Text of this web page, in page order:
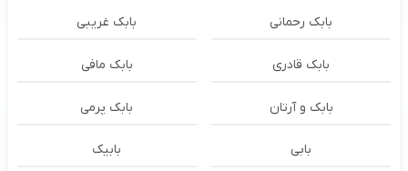
بابک رحمانی بابک غریبی
بابک قادری بابک مافی
بابک و آرتان بابک پرمی
بابی بابیک